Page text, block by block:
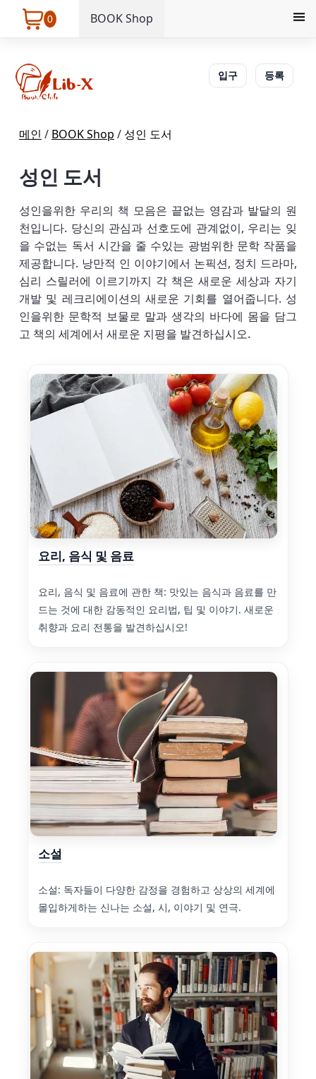
0 BOOK Shop
입구 등록
메인 / BOOK Shop / 성인 도서
성인 도서
성인을위한 우리의 책 모음은 끝없는 영감과 발달의 원
천입니다. 당신의 관심과 선호도에 관계없이, 우리는 잊
을 수없는 독서 시간을 줄 수있는 광범위한 문학 작품을
제공합니다. 낭만적 인 이야기에서 논픽션, 정치 드라마,
심리 스릴러에 이르기까지 각 책은 새로운 세상과 자기
개발 및 레크리에이션의 새로운 기회를 열어줍니다. 성
인을위한 문학적 보물로 말과 생각의 바다에 몸을 담그
고 책의 세계에서 새로운 지평을 발견하십시오.
요리, 음식 및 음료
요리, 음식 및 음료에 관한 책: 맛있는 음식과 음료를 만
드는 것에 대한 감동적인 요리법, 팁 및 이야기. 새로운
취향과 요리 전통을 발견하십시오!
소설
소설: 독자들이 다양한 감정을 경험하고 상상의 세계에
몰입하게하는 신나는 소설, 시, 이야기 및 연극.